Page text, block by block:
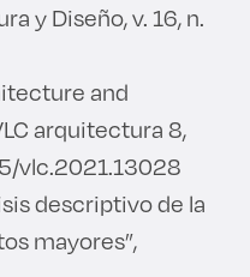
y Diseño, v. 16, n.
and
arquitectura 8,
vlc.2021.13028
descriptivo de la
mayores”,